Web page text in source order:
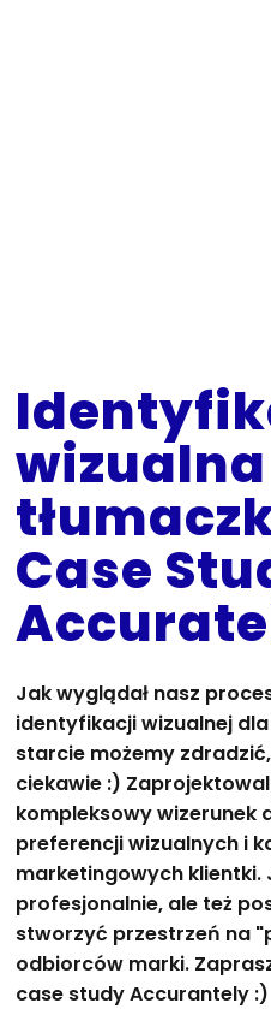
Case
Jak wyglądał nasz
identyfikacji wizualnej dla
starcie możemy
ciekawie :)
kompleksowy wizerunek
preferencji wizualnych i
marketingowych klientki.
profesjonalnie, ale też
stworzyć przestrzeń na
odbiorców marki.
case study Accurantely :)